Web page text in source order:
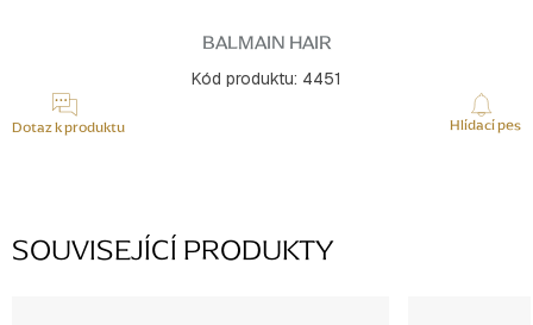
BALMAIN HAIR
Kód produktu: 4451
Dotaz k produktu Hlídací pes
SOUVISEJÍCÍ PRODUKTY